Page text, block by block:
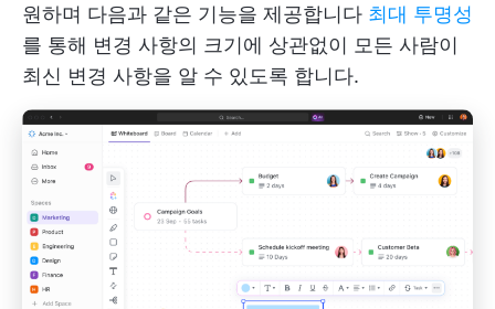
원하며 다음과 같은 기능을 제공합니다 최대 투명성
를 통해 변경 사항의 크기에 상관없이 모든 사람이
최신 변경 사항을 알 수 있도록 합니다.